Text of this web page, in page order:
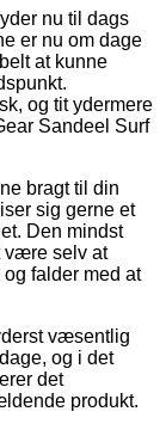
nu til dags
er nu om dage
at kunne
og tit ydermere
Sandeel Surf
bragt til din
sig gerne et
Den mindst
være selv at
falder med at
væsentlig
og i det
det
produkt.